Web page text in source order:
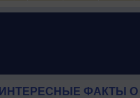
ИНТЕРЕСНЫЕ ФАКТЫ О